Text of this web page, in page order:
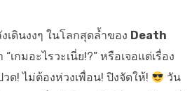
เดินงงๆ ในโลกสุดล้ำของ Death
เกมอะไรวะเนี่ย!?” หรือเจอแต่เรื่อง
ด! ไม่ต้องห่วงเพื่อน! ปิงจัดให้!
วัน